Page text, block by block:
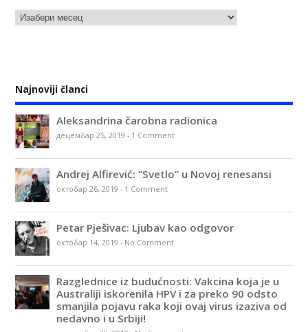
Najnoviji članci
Aleksandrina čarobna radionica
децембар 25, 2019 - 1 Comment
Andrej Alfirević: “Svetlo” u Novoj renesansi
октобар 26, 2019 - 1 Comment
Petar Pješivac: Ljubav kao odgovor
октобар 14, 2019 - No Comment
Razglednice iz budućnosti: Vakcina koja je u
Australiji iskorenila HPV i za preko 90 odsto
smanjila pojavu raka koji ovaj virus izaziva od
nedavno i u Srbiji!